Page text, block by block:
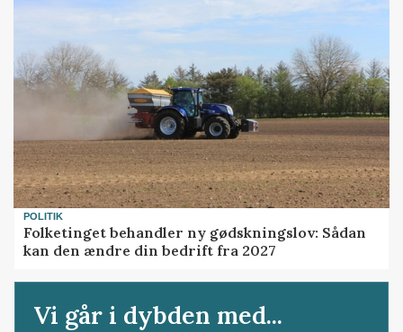
POLITIK
Folketinget behandler ny gødskningslov: Sådan
kan den ændre din bedrift fra 2027
Vi går i dybden med...